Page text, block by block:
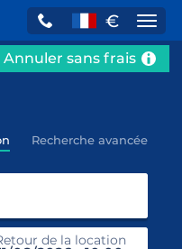
€
Annuler sans frais
Recherche avancée
de la location